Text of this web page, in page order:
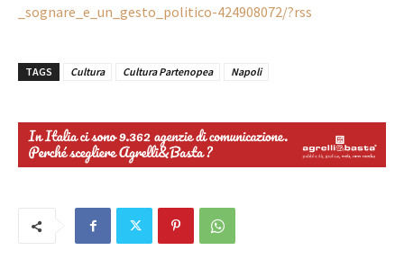
_sognare_e_un_gesto_politico-424908072/?rss
TAGS Cultura Cultura Partenopea Napoli